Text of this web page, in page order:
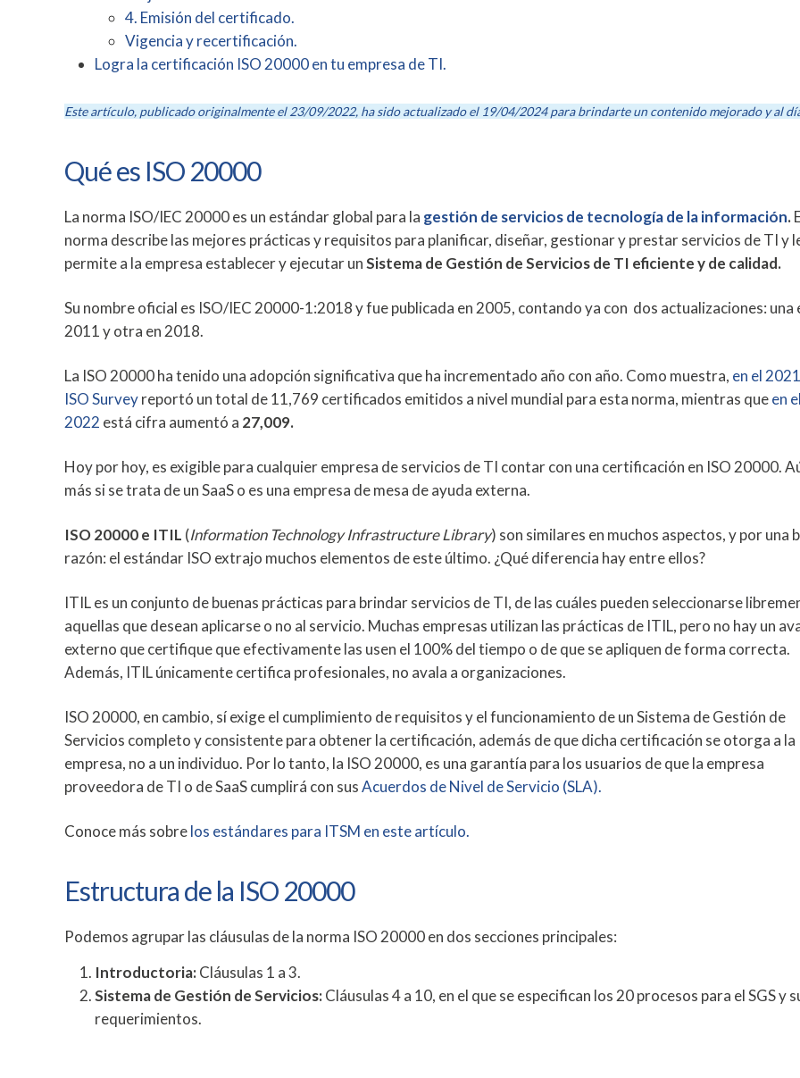
4. Emisión del certificado.
Vigencia y recertificación.
Logra la certificación ISO 20000 en tu empresa de TI.
Este artículo, publicado originalmente el 23/09/2022, ha sido actualizado el 19/04/2024 para brindarte un contenido mejorado y al
Qué es ISO 20000
La norma ISO/IEC 20000 es un estándar global para la gestión de servicios de tecnología de la información.
norma describe las mejores prácticas y requisitos para planificar, diseñar, gestionar y prestar servicios de TI y
permite a la empresa establecer y ejecutar unSistema de Gestión de Servicios de TI eficiente y de calidad.
Su nombre oficial es ISO/IEC 20000-1:2018 y fue publicada en 2005, contando ya con dos actualizaciones: una
2011 y otra en 2018.
La ISO 20000 ha tenido una adopción significativa que ha incrementado año con año. Como muestra, en el
ISO Surveyreportó un total de 11,769 certificados emitidos a nivel mundial para esta norma, mientras queen
2022 está cifra aumentó a 27,009.
Hoy por hoy, es exigible para cualquier empresa de servicios de TI contar con una certificación en ISO 20000.
más si se trata de un SaaS o es una empresa de mesa de ayuda externa.
ISO 20000 e ITIL (Information Technology Infrastructure Library) son similares en muchos aspectos, y por una
razón: el estándar ISO extrajo muchos elementos de este último. ¿Qué diferencia hay entre ellos?
ITIL es un conjunto de buenas prácticas para brindar servicios de TI, de las cuáles pueden seleccionarse
aquellas que desean aplicarse o no al servicio. Muchas empresas utilizan las prácticas de ITIL, pero no hay un
externo que certifique que efectivamente las usen el 100% del tiempo o de que se apliquen de forma correcta.
Además, ITIL únicamente certifica profesionales, no avala a organizaciones.
ISO 20000, en cambio, sí exige el cumplimiento de requisitos y el funcionamiento de un Sistema de Gestión de
Servicios completo y consistente para obtener la certificación, además de que dicha certificación se otorga a la
empresa, no a un individuo. Por lo tanto, la ISO 20000, es una garantía para los usuarios de que la empresa
proveedora de TI o de SaaS cumplirá con susAcuerdos de Nivel de Servicio (SLA).
Conoce más sobrelos estándares para ITSM en este artículo.
Estructura de la ISO 20000
Podemos agrupar las cláusulas de la norma ISO 20000 en dos secciones principales:
Introductoria:Cláusulas 1 a 3.
Sistema de Gestión de Servicios:Cláusulas 4 a 10, en el que se especifican los 20 procesos para el SGS y
requerimientos.